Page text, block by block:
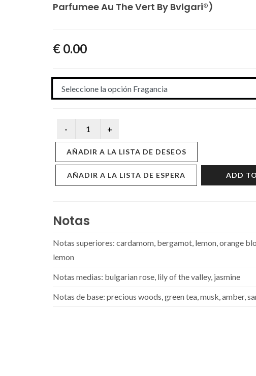
Parfumee Au The Vert By Bvlgari®)
€ 0.00
AÑADIR A LA LISTA DE DESEOS
AÑADIR A LA LISTA DE ESPERA ADD
Notas
Notas superiores: cardamom, bergamot, lemon, orange
lemon
Notas medias: bulgarian rose, lily of the valley, jasmine
Notas de base: precious woods, green tea, musk, amber,